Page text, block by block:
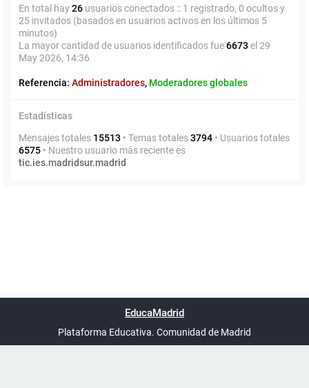
En total hay26 usuarios conectados :: 1 registrado, 0 ocultos y
25 invitados (basados en usuarios activos en los últimos 5
minutos)
La mayor cantidad de usuarios identificados fue6673 el 29
May 2026, 14:36
Referencia: Administradores, Moderadores globales
Estadísticas
Mensajes totales 15513 • Temas totales3794 • Usuarios totales
6575 • Nuestro usuario más reciente es
tic.ies.madridsur.madrid
UTC+02:00
phpBB España
EducaMadrid
Plataforma Educativa. Comunidad de Madrid